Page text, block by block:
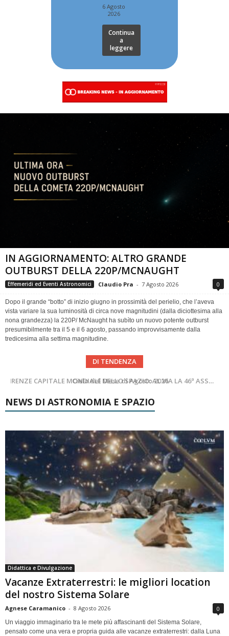
6 Agosto
2026
Continua
a
leggere
IN AGGIORNAMENTO: ALTRO GRANDE
OUTBURST DELLA 220P/MCNAUGHT
Effemeridi ed Eventi Astronomici Claudio Pra - 7 Agosto 2026 0
Dopo il grande “botto” di inizio giugno in prossimità del perielio, che l’aveva
vista variare la sua luminosità di circa nove magnitudini (dalla diciottesima alla
nona grandezza) la 220P/ McNaught ha subìto un nuovo potente outburst
presumibilmente tra il 5 e il 6 agosto, passando improvvisamente dalla
tredicesima alla settima magnitudine.
DI TENDENZA
Cielo del Mese di Agosto 2026
SUPERNOVAE aggiornamenti del mese – Agosto 2026
NEWS DI ASTRONOMIA E SPAZIO
Didattica e Divulgazione
Vacanze Extraterrestri: le migliori location
del nostro Sistema Solare
Agnese Caramanico - 8 Agosto 2026 0
Un viaggio immaginario tra le mete più affascinanti del Sistema Solare,
pensato come una vera e propria guida alle vacanze extraterrestri: dalla Luna